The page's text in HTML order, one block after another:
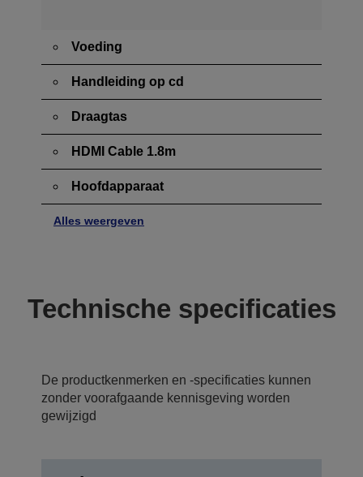
Voeding
Handleiding op cd
Draagtas
HDMI Cable 1.8m
Hoofdapparaat
Alles weergeven
Technische specificaties
De productkenmerken en -specificaties kunnen
zonder voorafgaande kennisgeving worden
gewijzigd